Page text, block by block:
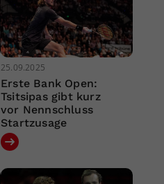
25.09.2025
Erste Bank Open:
Tsitsipas gibt kurz
vor Nennschluss
Startzusage